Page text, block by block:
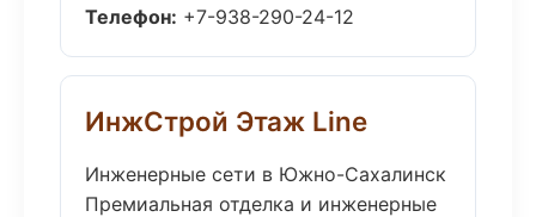
Телефон: +7-938-290-24-12
ИнжСтрой Этаж Line
Инженерные сети в Южно-Сахалинск
Премиальная отделка и инженерные